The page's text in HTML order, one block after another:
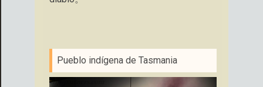
Pueblo indígena de Tasmania